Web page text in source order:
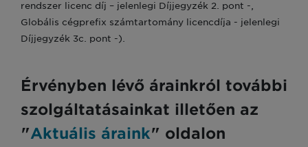
rendszer licenc díj – jelenlegi Díjjegyzék 2. pont -,
Globális cégprefix számtartomány licencdíja - jelenlegi
Díjjegyzék 3c. pont -).
Érvényben lévő árainkról további
szolgáltatásainkat illetően az
"Aktuális áraink" oldalon